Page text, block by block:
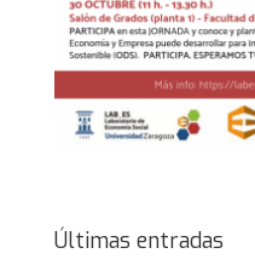
Últimas entradas